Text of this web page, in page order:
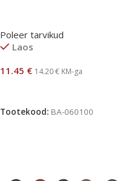
Poleer tarvikud
Laos
11.45 € 14.20€ KM-ga
Tootekood: BA-060100